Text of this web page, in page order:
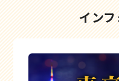
イン